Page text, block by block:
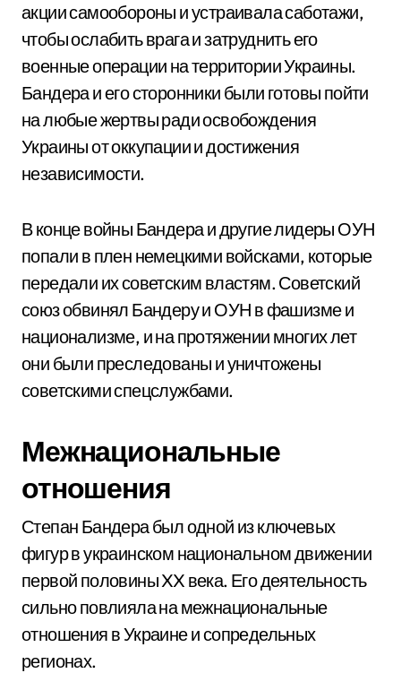
акции самообороны и устраивала саботажи,
чтобы ослабить врага и затруднить его
военные операции на территории Украины.
Бандера и его сторонники были готовы пойти
на любые жертвы ради освобождения
Украины от оккупации и достижения
независимости.
В конце войны Бандера и другие лидеры ОУН
попали в плен немецкими войсками, которые
передали их советским властям. Советский
союз обвинял Бандеру и ОУН в фашизме и
национализме, и на протяжении многих лет
они были преследованы и уничтожены
советскими спецслужбами.
Межнациональные
отношения
Степан Бандера был одной из ключевых
фигур в украинском национальном движении
первой половины XX века. Его деятельность
сильно повлияла на межнациональные
отношения в Украине и сопредельных
регионах.